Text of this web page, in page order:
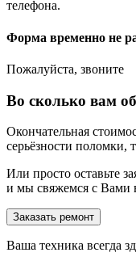
телефона.
Форма временно не
Пожалуйста, звоните
Во сколько вам
Окончательная
серьёзности поломки,
Или просто оставьте
и мы свяжемся с Вами
Заказать ремонт
Ваша техника всегда